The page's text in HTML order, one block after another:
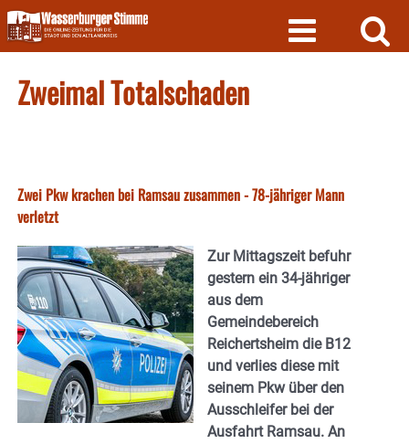
Skip
to
content
Zweimal Totalschaden
Zwei Pkw krachen bei Ramsau zusammen - 78-jähriger Mann
verletzt
Zur Mittagszeit befuhr
gestern ein 34-jähriger
aus dem
Gemeindebereich
Reichertsheim die B12
und verlies diese mit
seinem Pkw über den
Ausschleifer bei der
Ausfahrt Ramsau. An